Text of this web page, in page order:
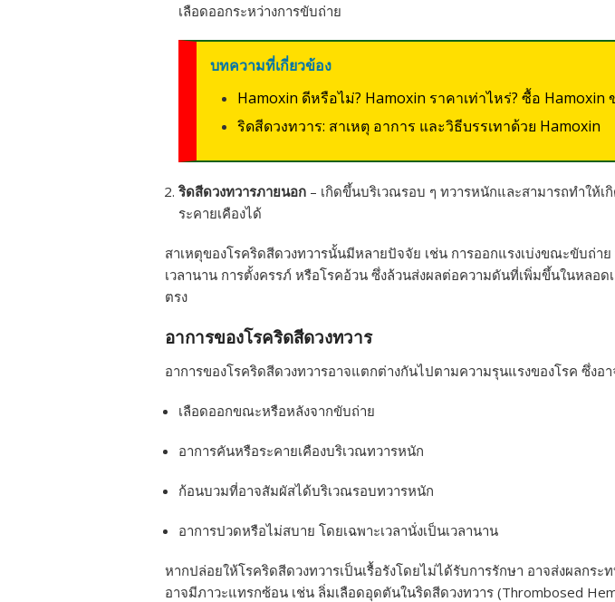
เลือดออกระหว่างการขับถ่าย
บทความที่เกี่ยวข้อง
Hamoxin ดีหรือไม่? Hamoxin ราคาเท่าไหร่? ซื้อ Hamoxin
ริดสีดวงทวาร: สาเหตุ อาการ และวิธีบรรเทาด้วย Hamoxin
ริดสีดวงทวารภายนอก – เกิดขึ้นบริเวณรอบ ๆ ทวารหนักและสามารถทำให้เ
ระคายเคืองได้
สาเหตุของโรคริดสีดวงทวารนั้นมีหลายปัจจัย เช่น การออกแรงเบ่งขณะขับถ่าย
เวลานาน การตั้งครรภ์ หรือโรคอ้วน ซึ่งล้วนส่งผลต่อความดันที่เพิ่มขึ้นในหลอด
ตรง
อาการของโรคริดสีดวงทวาร
อาการของโรคริดสีดวงทวารอาจแตกต่างกันไปตามความรุนแรงของโรค ซึ่งอา
เลือดออกขณะหรือหลังจากขับถ่าย
อาการคันหรือระคายเคืองบริเวณทวารหนัก
ก้อนบวมที่อาจสัมผัสได้บริเวณรอบทวารหนัก
อาการปวดหรือไม่สบาย โดยเฉพาะเวลานั่งเป็นเวลานาน
หากปล่อยให้โรคริดสีดวงทวารเป็นเรื้อรังโดยไม่ได้รับการรักษา อาจส่งผลกร
อาจมีภาวะแทรกซ้อน เช่น ลิ่มเลือดอุดตันในริดสีดวงทวาร (Thrombosed